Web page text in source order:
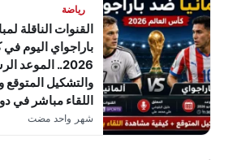
رياضة
القنوات الناقلة
باراجواي اليوم
2026..
والتشكيل المتوقع
اللقاء مباشر في دور
شهر واحد مضت